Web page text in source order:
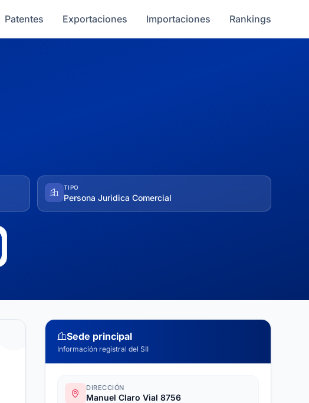
Patentes Exportaciones Importaciones Rankings
TIPO
Persona Juridica Comercial
Sede principal
Información registral del SII
DIRECCIÓN
Manuel Claro Vial 8756